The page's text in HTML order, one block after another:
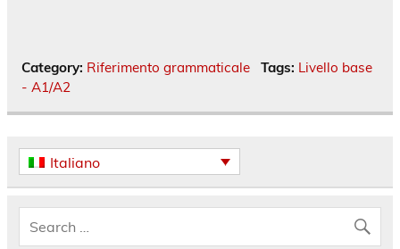
Category: Riferimento grammaticale Tags: Livello base
- A1/A2
Italiano